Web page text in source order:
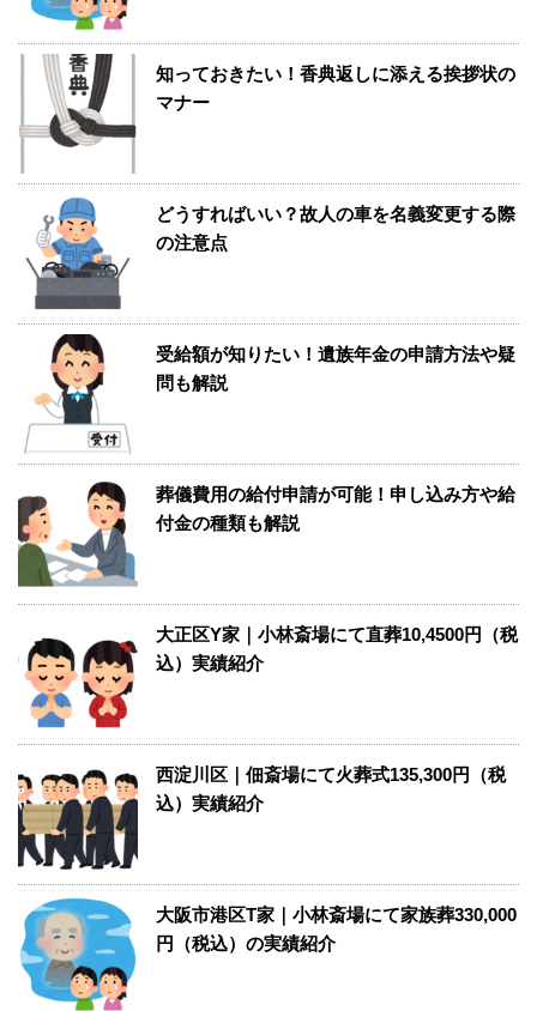
知っておきたい！香典返しに添える挨拶状の
マナー
どうすればいい？故人の車を名義変更する際
の注意点
受給額が知りたい！遺族年金の申請方法や疑
問も解説
葬儀費用の給付申請が可能！申し込み方や給
付金の種類も解説
大正区Y家｜小林斎場にて直葬10,4500円（税
込）実績紹介
西淀川区｜佃斎場にて火葬式135,300円（税
込）実績紹介
大阪市港区T家｜小林斎場にて家族葬330,000
円（税込）の実績紹介